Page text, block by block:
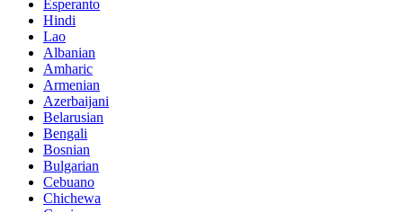
Esperanto
Hindi
Lao
Albanian
Amharic
Armenian
Azerbaijani
Belarusian
Bengali
Bosnian
Bulgarian
Cebuano
Chichewa